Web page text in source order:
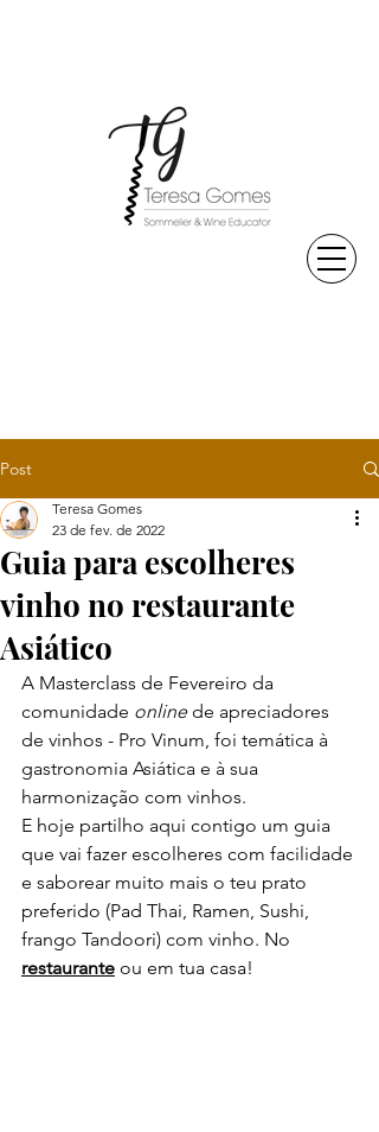
Post
Guia para escolheres
vinho no restaurante
Asiático
Teresa Gomes
23 de fev. de 2022
A Masterclass de Fevereiro da
comunidade online de apreciadores
de vinhos - Pro Vinum, foi temática à
gastronomia Asiática e à sua
harmonização com vinhos.
E hoje partilho aqui contigo um guia
que vai fazer escolheres com facilidade
e saborear muito mais o teu prato
preferido (Pad Thai, Ramen, Sushi,
frango Tandoori) com vinho. No
restaurante ou em tua casa!